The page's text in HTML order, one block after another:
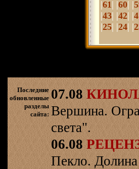
|61| |60| |
|43| |42| |
|25| |24| |
Последние
обновленные
разделы
сайта:
07.08
Вершина.
света".
06.08
Пекло.